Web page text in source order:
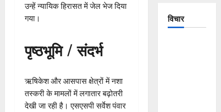
उन्हें न्यायिक हिरासत में जेल भेज दिया
गया।
पृष्ठभूमि / संदर्भ
ऋषिकेश और आसपास क्षेत्रों में नशा
तस्करी के मामलों में लगातार बढ़ोतरी
देखी जा रही है। एसएसपी सर्वेश पंवार
विचार